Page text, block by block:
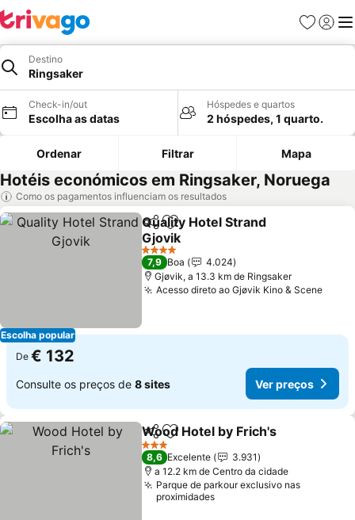
Favoritos
Iniciar
Destino
Ringsaker
Check-in/out
Escolha as datas
Hóspedes e quartos
2 hóspedes, 1 quarto.
Ordenar Filtrar Mapa
Hotéis económicos em Ringsaker, Noruega
Como os pagamentos influenciam os resultados
Escolha popular
PartilharAdicionar aos favoritos
Quality Hotel Strand
Gjovik
4 Estrelas
7,9 Boa
4.024
Gjøvik, a 13.3 km de Ringsaker
Acesso direto ao Gjøvik Kino & Scene
De € 132
Consulte os preços de 8 sites Ver preços
PartilharAdicionar aos favoritos
Wood Hotel by Frich's
3 Estrelas
8,6 Excelente
3.931
a 12.2 km de Centro da cidade
Parque de parkour exclusivo nas
proximidades